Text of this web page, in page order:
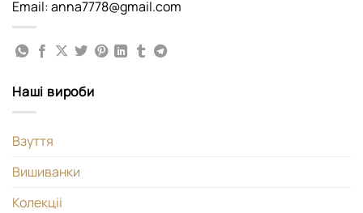
Email: anna7778@gmail.com
Наші вироби
Взуття
Вишиванки
Колекціі